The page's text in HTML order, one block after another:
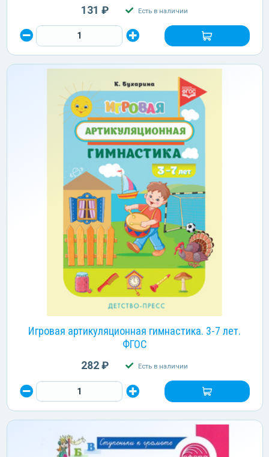
131 ₽ Есть в наличии
Игровая артикуляционная гимнастика. 3-7 лет.
ФГОС
282 ₽ Есть в наличии